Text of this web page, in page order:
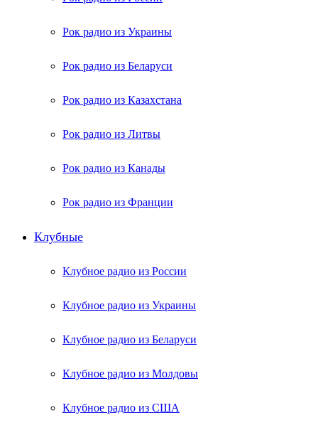
Рок радио из Украины
Рок радио из Беларуси
Рок радио из Казахстана
Рок радио из Литвы
Рок радио из Канады
Рок радио из Франции
Клубные
Клубное радио из России
Клубное радио из Украины
Клубное радио из Беларуси
Клубное радио из Молдовы
Клубное радио из США